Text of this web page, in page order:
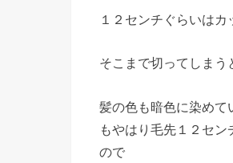
１２センチぐらいはカ
そこまで切ってしまう
髪の色も暗色に染めて
もやはり毛先１２セ
ので